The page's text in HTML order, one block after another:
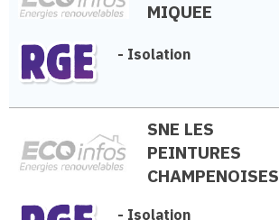
MIQUEE
- Isolation
SNE LES
PEINTURES
CHAMPENOISES
- Isolation